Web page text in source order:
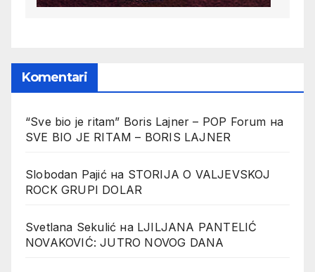
Komentari
“Sve bio je ritam” Boris Lajner – POP Forum на
SVE BIO JE RITAM – BORIS LAJNER
Slobodan Pajićна STORIJA O VALJEVSKOJ
ROCK GRUPI DOLAR
Svetlana Sekulić на LJILJANA PANTELIĆ
NOVAKOVIĆ: JUTRO NOVOG DANA